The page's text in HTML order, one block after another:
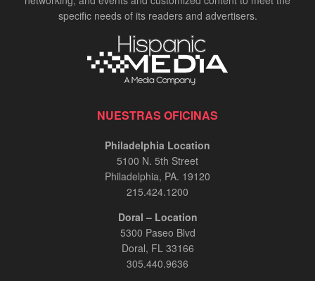
specific needs of its readers and advertisers.
NUESTRAS OFICINAS
Philadelphia Location
5100 N. 5th Street
Philadelphia, PA. 19120
215.424.1200
Doral – Location
5300 Paseo Blvd
Doral, FL 33166
305.440.9636